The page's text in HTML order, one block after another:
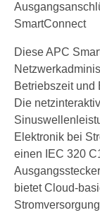
SmartConnect
Diese APC
Betriebszeit und
Die
Elektronik bei
einen IEC 320
bietet Cloud-